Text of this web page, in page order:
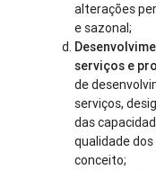
alterações
e sazonal;
serviços e
de
serviços,
das
qualidade
conceito;